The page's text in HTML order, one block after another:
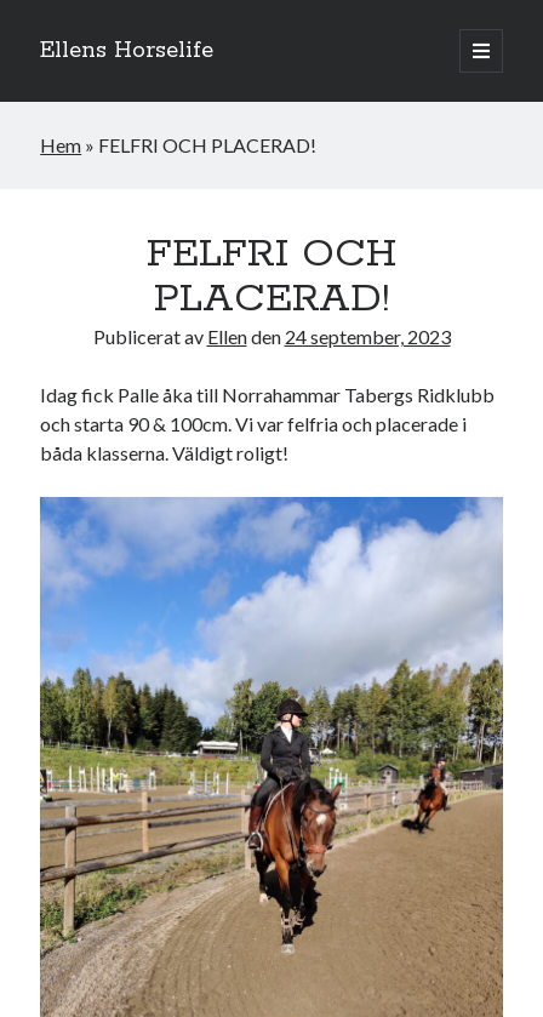
Ellens Horselife
öppna
primär
Sidopanel
Hej och välkomna till min blogg! Jag heter Ellen och är född 1996. På
denna bloggen kan ni följa min resa med hästarna, från ponnytävlingar i
Sök
Senaste inläggen
VI TRÄNAR VIDARE!
MYCKET FLUGOR
IDA; dagens hoppning!
HINDERBANA
130 BAND
Kategorier
Allmänt(997)
Hem » FELFRI OCH PLACERAD!
FELFRI OCH
PLACERAD!
Publicerat av Ellenden 24 september, 2023
Idag fick Palle åka till Norrahammar Tabergs Ridklubb
och starta 90 & 100cm. Vi var felfria och placerade i
båda klasserna. Väldigt roligt!